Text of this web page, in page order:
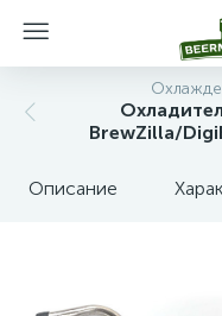
BrewZilla/
Описание